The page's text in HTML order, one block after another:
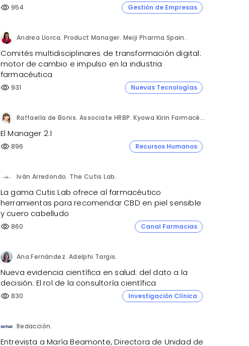
visibility 954 Gestión de Empresas
Andrea Llorca. Product Manager. Meiji Pharma Spain.
Comités multidisciplinares de transformación digital:
motor de cambio e impulso en la industria
farmacéutica
visibility 931 Nuevas Tecnologías
Raffaella de Bonis. Associate HRBP. Kyowa Kirin Farmacéutica.
El Manager 2.1
visibility 896 Recursos Humanos
Iván Arredondo. The Cutis Lab.
La gama Cutis Lab ofrece al farmacéutico
herramientas para recomendar CBD en piel sensible
y cuero cabelludo
visibility 860 Canal Farmacias
Ana Fernández. Adelphi Targis.
Nueva evidencia científica en salud: del dato a la
decisión. El rol de la consultoría científica
visibility 830 Investigación Clínica
Redacción.
Entrevista a María Beamonte, Directora de Unidad de